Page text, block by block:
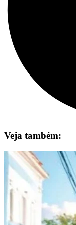
Veja também: